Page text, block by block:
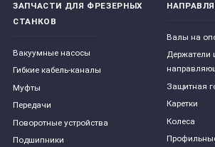
ЗАПЧАСТИ ДЛЯ ФРЕЗЕРНЫХ
СТАНКОВ
Вакуумные насосы
Гибкие кабель-каналы
Муфты
Передачи
Поворотные устройства
Подшипники
Валы на
Держатели
Защитная
Каретки
Колеса